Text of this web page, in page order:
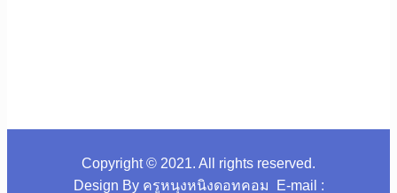
Copyright © 2021. All rights reserved.
Design By ครูหนุงหนิงดอทคอม E-mail :